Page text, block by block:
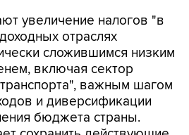
увеличение налогов "в
отраслях
сложившимся низким
включая сектор
важным шагом
и диверсификации
бюджета страны.